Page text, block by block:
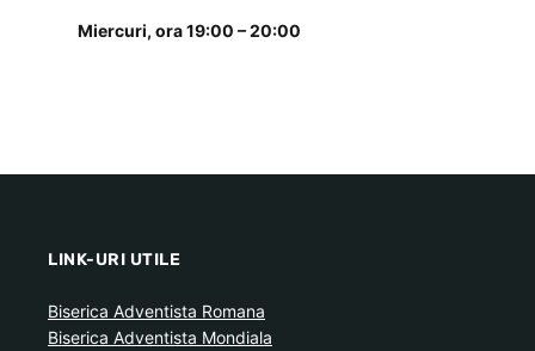
Miercuri, ora 19:00 – 20:00
LINK-URI UTILE
Biserica Adventista Romana
Biserica Adventista Mondiala